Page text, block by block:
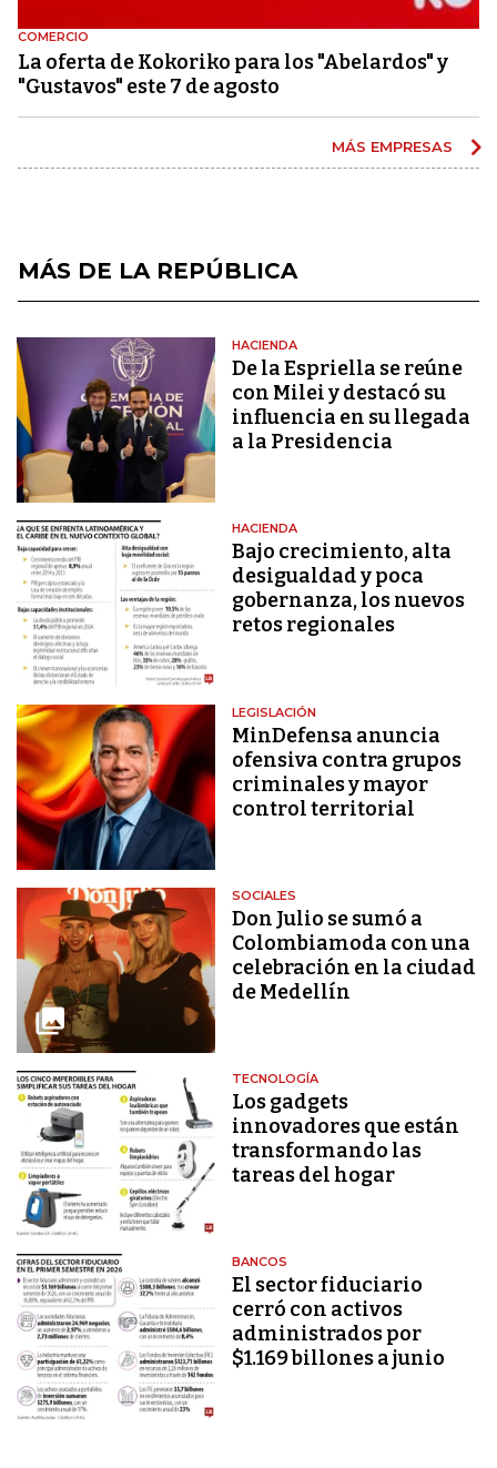
COMERCIO
La oferta de Kokoriko para los "Abelardos" y
"Gustavos" este 7 de agosto
MÁS EMPRESAS
MÁS DE LA REPÚBLICA
HACIENDA
De la Espriella se reúne
con Milei y destacó su
influencia en su llegada
a la Presidencia
HACIENDA
Bajo crecimiento, alta
desigualdad y poca
gobernanza, los nuevos
retos regionales
LEGISLACIÓN
MinDefensa anuncia
ofensiva contra grupos
criminales y mayor
control territorial
SOCIALES
Don Julio se sumó a
Colombiamoda con una
celebración en la ciudad
de Medellín
TECNOLOGÍA
Los gadgets
innovadores que están
transformando las
tareas del hogar
BANCOS
El sector fiduciario
cerró con activos
administrados por
$1.169 billones a junio